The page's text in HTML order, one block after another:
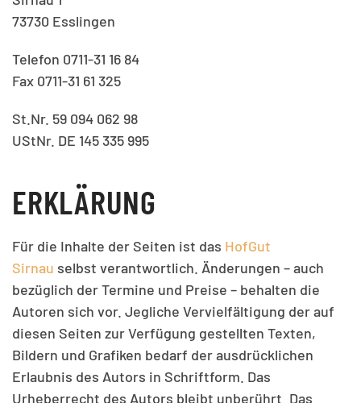
73730 Esslingen
Telefon 0711-31 16 84
Fax 0711-31 61 325
St.Nr. 59 094 062 98
UStNr. DE 145 335 995
ERKLÄRUNG
Für die Inhalte der Seiten ist das HofGut
Sirnau selbst verantwortlich. Änderungen – auch
bezüglich der Termine und Preise – behalten die
Autoren sich vor. Jegliche Vervielfältigung der auf
diesen Seiten zur Verfügung gestellten Texten,
Bildern und Grafiken bedarf der ausdrücklichen
Erlaubnis des Autors in Schriftform. Das
Urheberrecht des Autors bleibt unberührt. Das